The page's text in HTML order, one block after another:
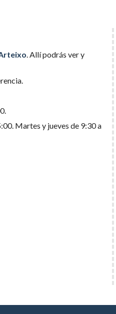
. Allí podrás ver y
Martes y jueves de 9:30 a